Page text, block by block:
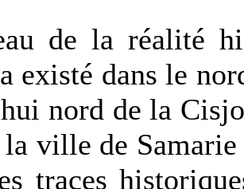
de la réalité
existé dans le
nord de la
ville de
traces